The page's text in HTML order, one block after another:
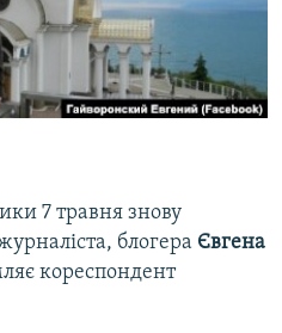
7 травня знову
блогера Євгена
кореспондент